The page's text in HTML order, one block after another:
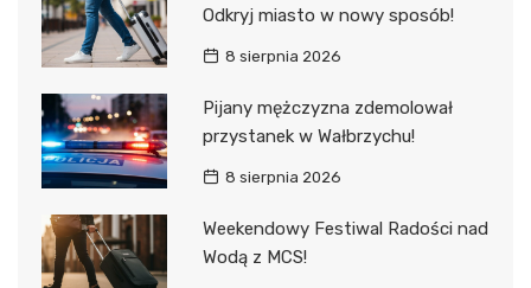
Odkryj miasto w nowy sposób!
8 sierpnia 2026
Pijany mężczyzna zdemolował
przystanek w Wałbrzychu!
8 sierpnia 2026
Weekendowy Festiwal Radości nad
Wodą z MCS!